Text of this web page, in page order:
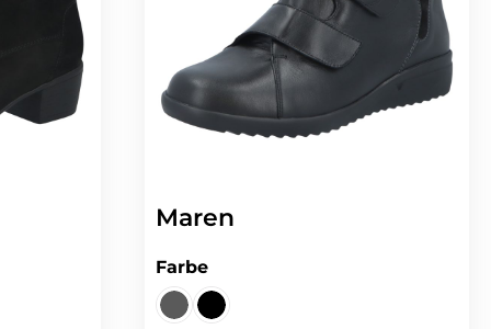
nicht verfügbar.)
Maren
Farbeauswählen
ANTARES/VELOUR anthrazit/steel
VITELLO/VELOUR schwarz